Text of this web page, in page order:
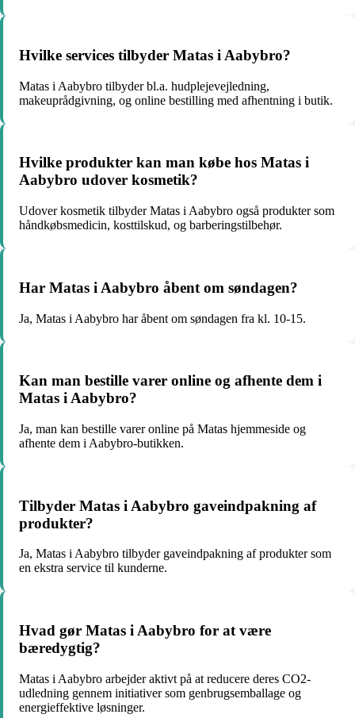
Hvilke services tilbyder Matas i Aabybro?
Matas i Aabybro tilbyder bl.a. hudplejevejledning,
makeuprådgivning, og online bestilling med afhentning i butik.
Hvilke produkter kan man købe hos Matas i
Aabybro udover kosmetik?
Udover kosmetik tilbyder Matas i Aabybro også produkter som
håndkøbsmedicin, kosttilskud, og barberingstilbehør.
Har Matas i Aabybro åbent om søndagen?
Ja, Matas i Aabybro har åbent om søndagen fra kl. 10-15.
Kan man bestille varer online og afhente dem i
Matas i Aabybro?
Ja, man kan bestille varer online på Matas hjemmeside og
afhente dem i Aabybro-butikken.
Tilbyder Matas i Aabybro gaveindpakning af
produkter?
Ja, Matas i Aabybro tilbyder gaveindpakning af produkter som
en ekstra service til kunderne.
Hvad gør Matas i Aabybro for at være
bæredygtig?
Matas i Aabybro arbejder aktivt på at reducere deres CO2-
udledning gennem initiativer som genbrugsemballage og
energieffektive løsninger.